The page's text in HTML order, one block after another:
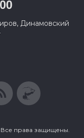
Динамовский
Все права защищены.